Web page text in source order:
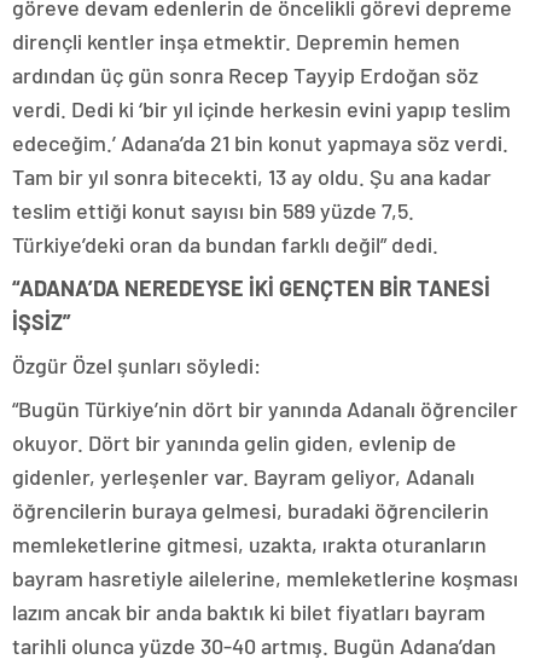
göreve devam edenlerin de öncelikli görevi depreme
dirençli kentler inşa etmektir. Depremin hemen
ardından üç gün sonra Recep Tayyip Erdoğan söz
verdi. Dedi ki ‘bir yıl içinde herkesin evini yapıp teslim
edeceğim.’ Adana’da 21 bin konut yapmaya söz verdi.
Tam bir yıl sonra bitecekti, 13 ay oldu. Şu ana kadar
teslim ettiği konut sayısı bin 589 yüzde 7,5.
Türkiye’deki oran da bundan farklı değil” dedi.
“ADANA’DA NEREDEYSE İKİ GENÇTEN BİR TANESİ
İŞSİZ”
Özgür Özel şunları söyledi:
“Bugün Türkiye’nin dört bir yanında Adanalı öğrenciler
okuyor. Dört bir yanında gelin giden, evlenip de
gidenler, yerleşenler var. Bayram geliyor, Adanalı
öğrencilerin buraya gelmesi, buradaki öğrencilerin
memleketlerine gitmesi, uzakta, ırakta oturanların
bayram hasretiyle ailelerine, memleketlerine koşması
lazım ancak bir anda baktık ki bilet fiyatları bayram
tarihli olunca yüzde 30-40 artmış. Bugün Adana’dan